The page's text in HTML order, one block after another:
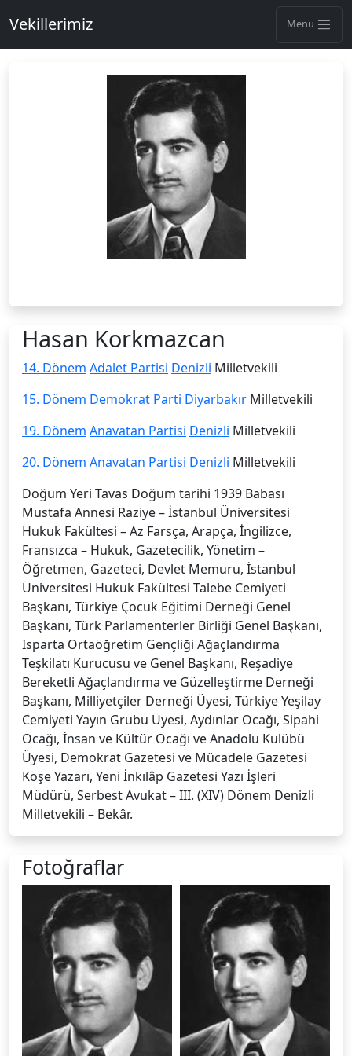
Vekillerimiz Menu
Hasan Korkmazcan
14. Dönem Adalet Partisi Denizli Milletvekili
15. Dönem Demokrat Parti Diyarbakır Milletvekili
19. Dönem Anavatan Partisi Denizli Milletvekili
20. Dönem Anavatan Partisi Denizli Milletvekili
Doğum Yeri Tavas Doğum tarihi 1939 Babası
Mustafa Annesi Raziye – İstanbul Üniversitesi
Hukuk Fakültesi – Az Farsça, Arapça, İngilizce,
Fransızca – Hukuk, Gazetecilik, Yö­netim –
Öğretmen, Gazeteci, Devlet Memuru, İstanbul
Üniversitesi Hukuk Fakültesi Talebe Cemiyeti
Başkanı, Türkiye Çocuk Eğitimi Derneği Genel
Başkanı, Türk Parlamenterler Birliği Genel Başkanı,
Isparta Ortaöğretim Gençliği Ağaçlandırma
Teşkilatı Kurucusu ve Genel Başkanı, Reşadiye
Bereketli Ağaçlandırma ve Güzelleştirme Derneği
Başkanı, Milliyetçiler Derneği Üyesi, Türkiye Yeşilay
Cemiyeti Yayın Grubu Üyesi, Aydınlar Ocağı, Sipahi
Ocağı, İnsan ve Kültür Ocağı ve Anadolu Kulübü
Üyesi, Demokrat Gazetesi ve Mücadele Gazetesi
Köşe Yazarı, Yeni İnkılâp Gazetesi Yazı İşleri
Müdürü, Serbest Avukat – III. (XIV) Dönem Denizli
Milletvekili – Bekâr.
Fotoğraflar